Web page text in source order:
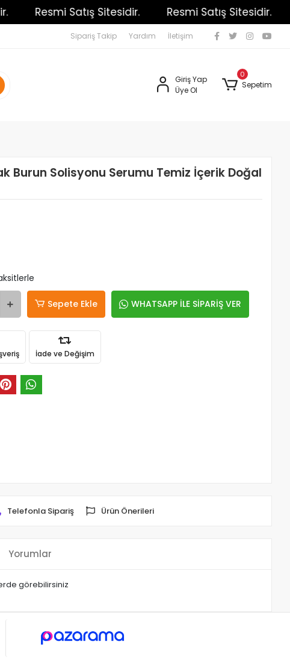
Resmi Satış Sitesidir. Resmi Satış Sitesidir.
Sipariş Takip Yardım İletişim
Giriş Yap
Üye Ol
0
Sepetim
Burun Solisyonu Serumu Temiz İçerik Doğal
Sepete Ekle WHATSAPP İLE SİPARİŞ VER
İade ve Değişim
Telefonla Sipariş Ürün Önerileri
Yorumlar
görebilirsiniz